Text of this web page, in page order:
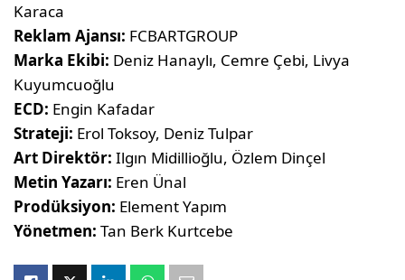
Karaca
Reklam Ajansı: FCBARTGROUP
Marka Ekibi: Deniz Hanaylı, Cemre Çebi, Livya
Kuyumcuoğlu
ECD: Engin Kafadar
Strateji: Erol Toksoy, Deniz Tulpar
Art Direktör: Ilgın Midillioğlu, Özlem Dinçel
Metin Yazarı: Eren Ünal
Prodüksiyon: Element Yapım
Yönetmen: Tan Berk Kurtcebe